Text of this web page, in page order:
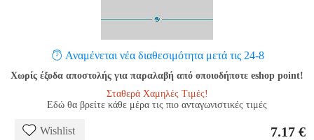
Αναμένεται νέα διαθεσιμότητα μετά τις 24-8
Χωρίς έξοδα αποστολής για παραλαβή από οποιοδήποτε eshop point!
Σταθερά Χαμηλές Τιμές!
Εδώ θα βρείτε κάθε μέρα τις πιο ανταγωνιστικές τιμές
Wishlist 7.17 €